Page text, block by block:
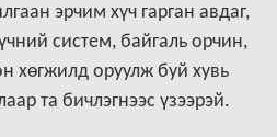
эрчим хүч гарган авдаг,
систем, байгаль орчин,
хөгжилд оруулж буй хувь
та бичлэгнээс үзээрэй.